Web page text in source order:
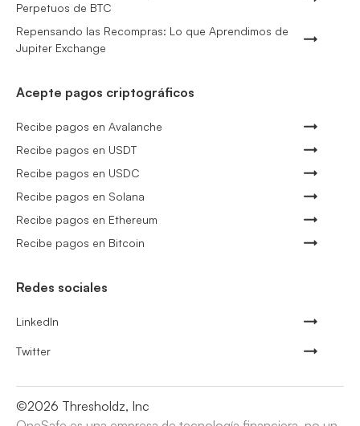
Perpetuos de BTC
Repensando las Recompras: Lo que Aprendimos de
Jupiter Exchange
Acepte pagos criptográficos
Recibe pagos en Avalanche
Recibe pagos en USDT
Recibe pagos en USDC
Recibe pagos en Solana
Recibe pagos en Ethereum
Recibe pagos en Bitcoin
Redes sociales
LinkedIn
Twitter
©2026 Thresholdz, Inc